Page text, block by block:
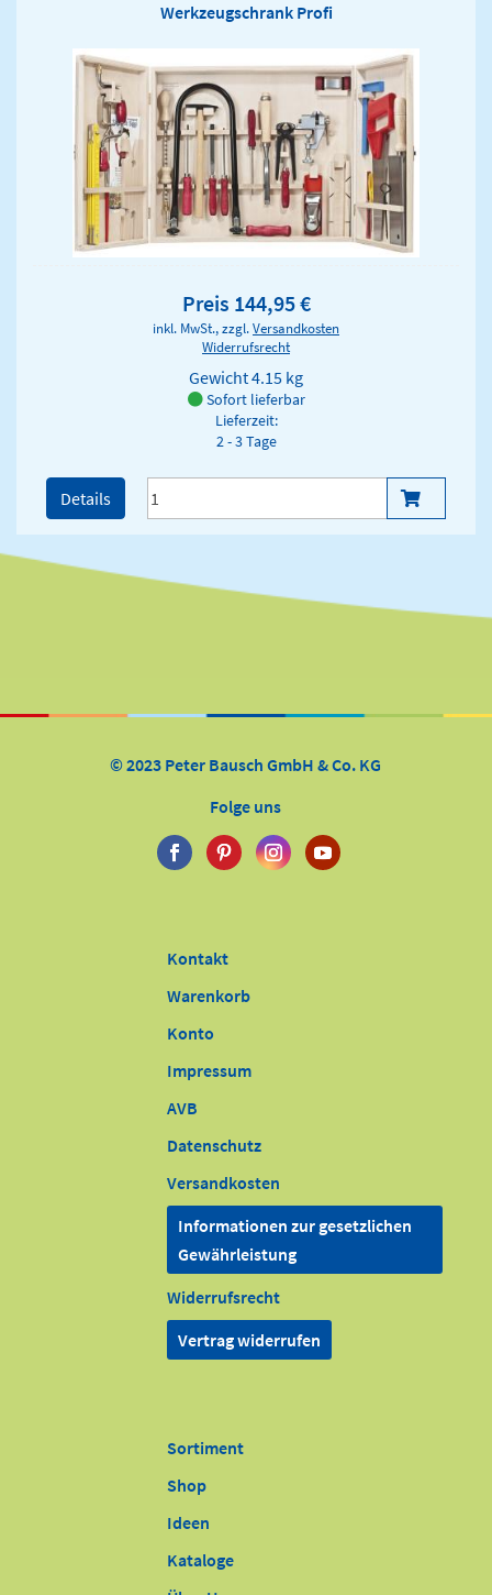
Werkzeugschrank Profi
Preis 144,95 €
inkl. MwSt., zzgl.Versandkosten
Widerrufsrecht
Gewicht4.15 kg
Sofort lieferbar
Lieferzeit:
2 - 3 Tage
Details
© 2023 Peter Bausch GmbH & Co. KG
Folge uns
Kontakt
Warenkorb
Konto
Impressum
AVB
Datenschutz
Versandkosten
Informationen zur gesetzlichen
Gewährleistung
Widerrufsrecht
Vertrag widerrufen
Sortiment
Shop
Ideen
Kataloge